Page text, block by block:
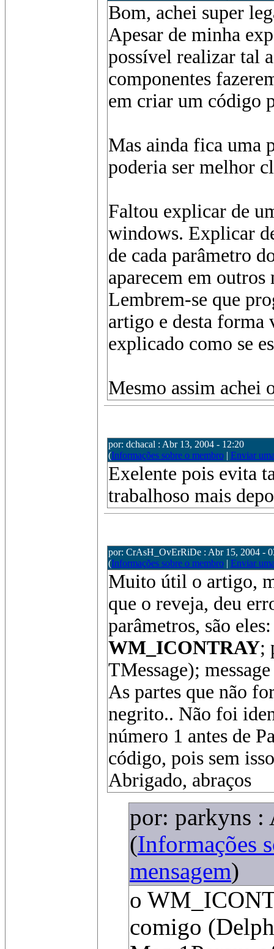
Bom, achei super
Apesar de minha
possível realizar tal
componentes
em criar um código
Mas ainda fica uma
poderia ser melhor
Faltou explicar de
windows. Explicar
de cada parâmetro
aparecem em
Lembrem-se que
artigo e desta forma
explicado como se
Mesmo assim achei
por: dchacal : Abr 13, 2004 - 12:20
(Informações sobre o membro| Enviar
Exelente pois evita
trabalhoso mais
por: CrAsH_OvErRiDe : Abr 15, 2004 -
(Informações sobre o membro| Enviar
Muito útil o artigo,
que o reveja, deu
parâmetros, são
WM_ICONTRAY;
TMessage);
As partes que não
negrito.. Não foi
número 1 antes de
código, pois sem
Abrigado, abraços
por: parkyns :
(Informações
mensagem)
o
comigo